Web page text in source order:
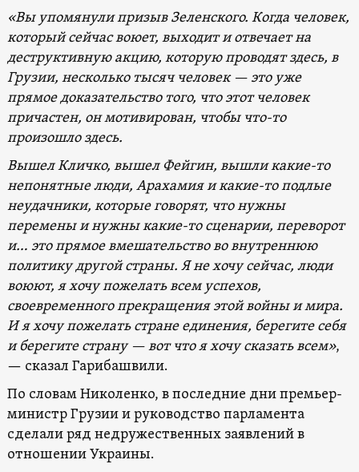
«Вы упомянули призыв Зеленского. Когда человек,
который сейчас воюет, выходит и отвечает на
деструктивную акцию, которую проводят здесь, в
Грузии, несколько тысяч человек — это уже
прямое доказательство того, что этот человек
причастен, он мотивирован, чтобы что-то
произошло здесь.
Вышел Кличко, вышел Фейгин, вышли какие-то
непонятные люди, Арахамия и какие-то подлые
неудачники, которые говорят, что нужны
перемены и нужны какие-то сценарии, переворот
и… это прямое вмешательство во внутреннюю
политику другой страны. Я не хочу сейчас, люди
воюют, я хочу пожелать всем успехов,
своевременного прекращения этой войны и мира.
И я хочу пожелать стране единения, берегите себя
и берегите страну — вот что я хочу сказать всем»,
— сказал Гарибашвили.
По словам Николенко, в последние дни премьер-
министр Грузии и руководство парламента
сделали ряд недружественных заявлений в
отношении Украины.